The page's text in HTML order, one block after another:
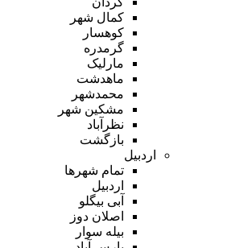
کمال شهر
کوهسار
گرمدره
مارلیک
ماهدشت
محمدشهر
مشکین شهر
نظرآباد
بازگشت
اردبیل
تمام شهر‌ها
اردبیل
آبی بیگلو
اصلان دوز
بیله سوار